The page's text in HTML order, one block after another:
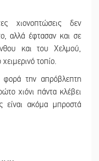
χιονοπτώσεις δεν
αλλά έφτασαν και σε
και του Χελμού,
τοπίο.
την απρόβλεπτη
χιόνι πάντα κλέβει
είναι ακόμα μπροστά